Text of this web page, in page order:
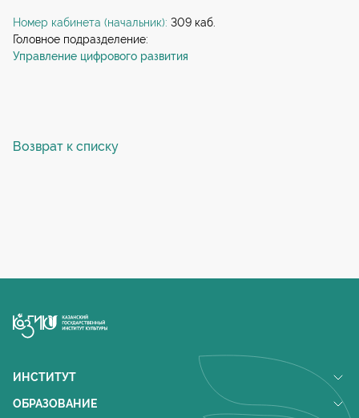
Номер кабинета (начальник): 309 каб.
Головное подразделение:
Управление цифрового развития
Возврат к списку
ИНСТИТУТ
История института
ОБРАЗОВАНИЕ